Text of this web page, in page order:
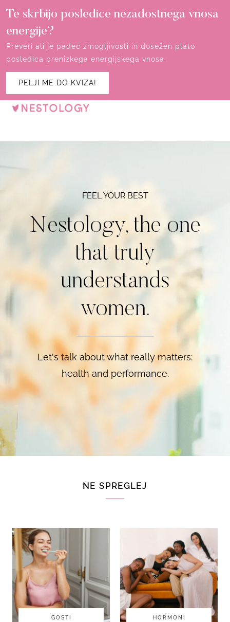
Te skrbijo posledice nezadostnega vnosa
energije?
Preveri ali je padec zmogljivosti in dosežen plato
posledica prenizkega energijskega vnosa.
PELJI ME DO KVIZA!
FEEL YOUR BEST
Nestology, the one
that truly
understands
women.
Let's talk about what really matters:
health and performance.
NE SPREGLEJ
GOSTI HORMONI